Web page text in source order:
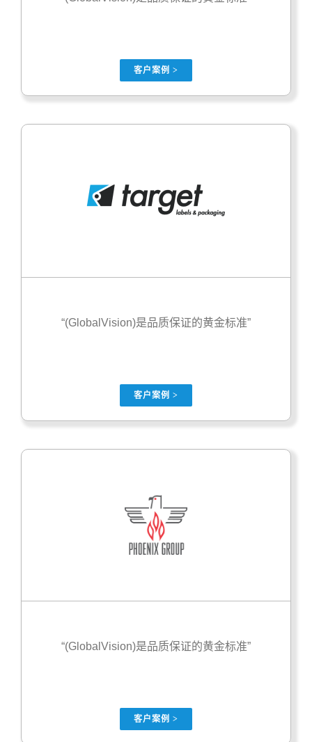
客户案例 >
“(GlobalVision)是品质保证的黄金标准”
客户案例 >
“(GlobalVision)是品质保证的黄金标准”
客户案例 >